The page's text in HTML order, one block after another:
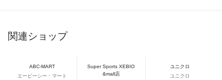
関連ショップ
ABC-MART
エービーシー・マート
Super Sports XEBIO
&mall店
ユニクロ
ユニクロ